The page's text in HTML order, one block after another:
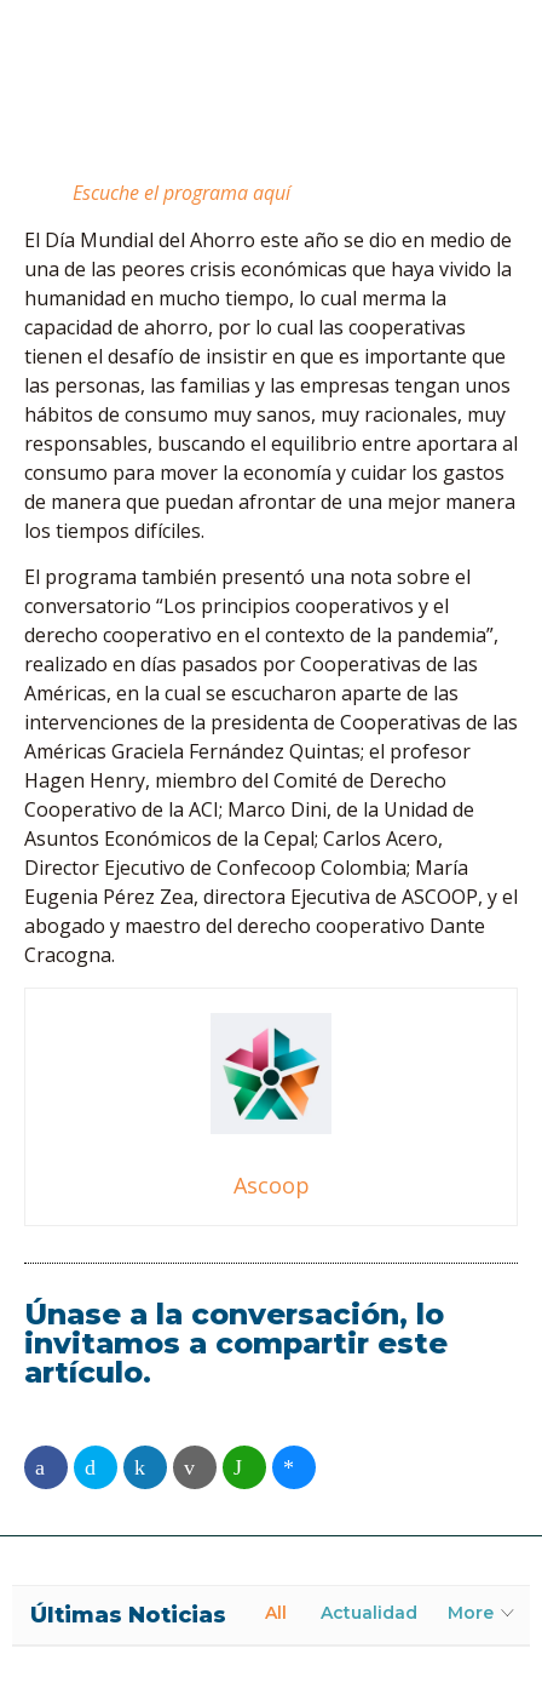
Escuche el programa aquí
El Día Mundial del Ahorro este año se dio en medio de
una de las peores crisis económicas que haya vivido la
humanidad en mucho tiempo, lo cual merma la
capacidad de ahorro, por lo cual las cooperativas
tienen el desafío de insistir en que es importante que
las personas, las familias y las empresas tengan unos
hábitos de consumo muy sanos, muy racionales, muy
responsables, buscando el equilibrio entre aportara al
consumo para mover la economía y cuidar los gastos
de manera que puedan afrontar de una mejor manera
los tiempos difíciles.
El programa también presentó una nota sobre el
conversatorio “Los principios cooperativos y el
derecho cooperativo en el contexto de la pandemia”,
realizado en días pasados por Cooperativas de las
Américas, en la cual se escucharon aparte de las
intervenciones de la presidenta de Cooperativas de las
Américas Graciela Fernández Quintas; el profesor
Hagen Henry, miembro del Comité de Derecho
Cooperativo de la ACI; Marco Dini, de la Unidad de
Asuntos Económicos de la Cepal; Carlos Acero,
Director Ejecutivo de Confecoop Colombia; María
Eugenia Pérez Zea, directora Ejecutiva de ASCOOP, y el
abogado y maestro del derecho cooperativo Dante
Cracogna.
Ascoop
Únase a la conversación, lo
invitamos a compartir este
artículo.
Últimas Noticias All Actualidad More